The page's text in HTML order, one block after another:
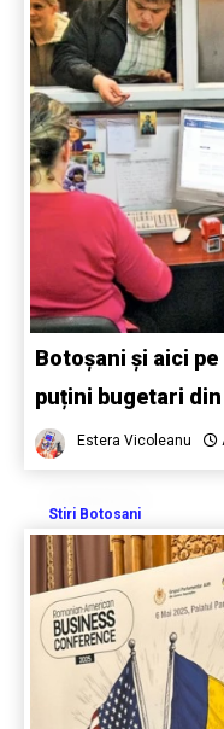
Botoșani și aici
puțini bugetari
Estera Vicoleanu
Stiri Botosani